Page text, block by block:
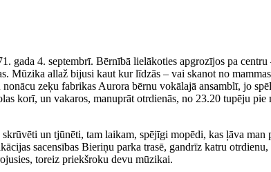
gada 4. septembrī. Bērnībā lielākoties apgrozījos pa
Mūzika allaž bijusi kaut kur līdzās – vai skanot no
zeķu fabrikas Aurora bērnu vokālajā ansamblī, jo
korī, un vakaros, manuprāt otrdienās, no 23.20 tupēju
un tjūnēti, tam laikam, spējīgi mopēdi, kas ļāva man
sacensības Bieriņu parka trasē, gandrīz katru
toreiz priekšroku devu mūzikai.